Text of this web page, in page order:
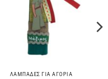
επιθυμιών
ΛΑΜΠΑΔΕΣ ΓΙΑ ΑΓΟΡΙΑ